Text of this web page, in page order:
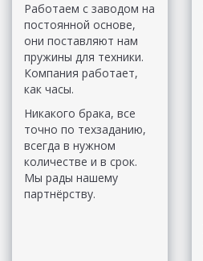
Работаем с заводом на
постоянной основе,
они поставляют нам
пружины для техники.
Компания работает,
как часы.
Никакого брака, все
точно по техзаданию,
всегда в нужном
количестве и в срок.
Мы рады нашему
партнёрству.